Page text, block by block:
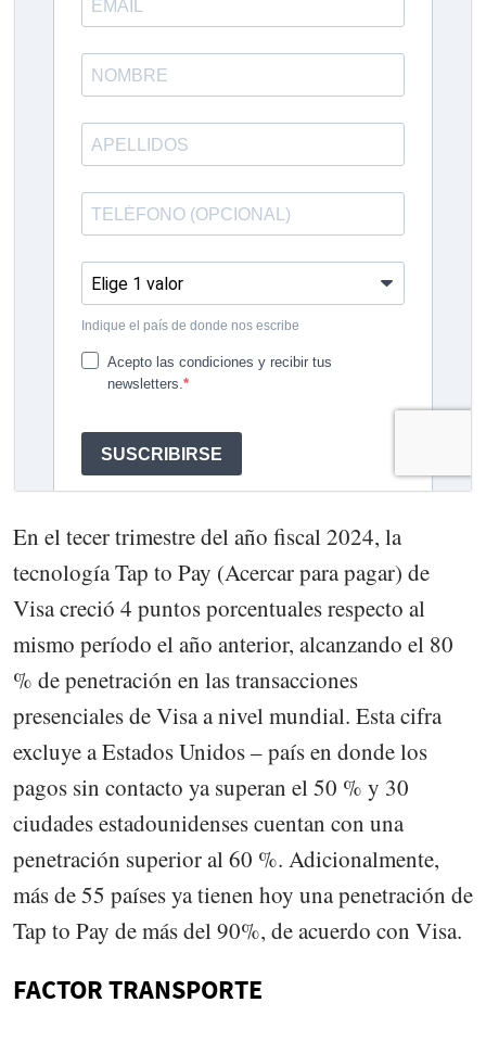
En el tecer trimestre del año fiscal 2024, la
tecnología Tap to Pay (Acercar para pagar) de
Visa creció 4 puntos porcentuales respecto al
mismo período el año anterior, alcanzando el 80
% de penetración en las transacciones
presenciales de Visa a nivel mundial. Esta cifra
excluye a Estados Unidos – país en donde los
pagos sin contacto ya superan el 50 % y 30
ciudades estadounidenses cuentan con una
penetración superior al 60 %. Adicionalmente,
más de 55 países ya tienen hoy una penetración de
Tap to Pay de más del 90%, de acuerdo con Visa.
FACTOR TRANSPORTE